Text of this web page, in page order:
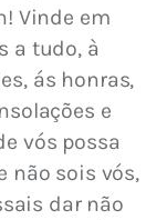
Vinde em
a tudo, à
ás honras,
e
vós possa
não sois vós,
dar não